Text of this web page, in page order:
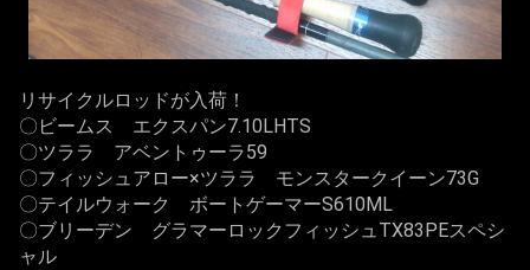
リサイクルロッドが入荷！
〇ビームス エクスパン7.10LHTS
〇ツララ アベントゥーラ59
〇フィッシュアロー×ツララ モンスタークイーン73G
〇テイルウォーク ボートゲーマーS610ML
〇ブリーデン グラマーロックフィッシュTX83PEスペシ
ャル